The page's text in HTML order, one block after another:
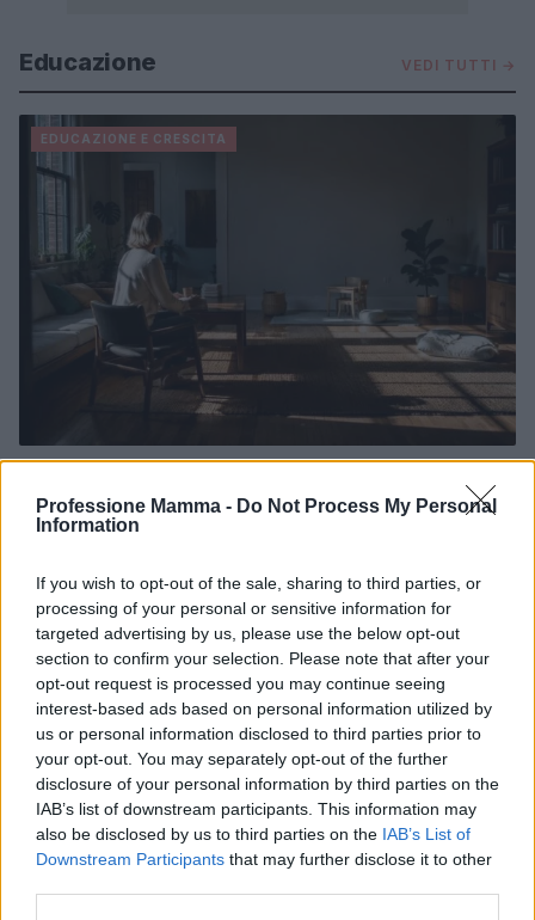
Professione Mamma - Do Not Process My Personal
Information
If you wish to opt-out of the sale, sharing to third parties, or
processing of your personal or sensitive information for
targeted advertising by us, please use the below opt-out
section to confirm your selection. Please note that after your
opt-out request is processed you may continue seeing
interest-based ads based on personal information utilized by
us or personal information disclosed to third parties prior to
your opt-out. You may separately opt-out of the further
disclosure of your personal information by third parties on the
IAB’s list of downstream participants. This information may
also be disclosed by us to third parties on the IAB’s List of
Downstream Participants that may further disclose it to other
Educazione VEDI TUTTI →
EDUCAZIONE E CRESCITA
routine rassicuranti
Strategie pratiche e senza tempo per aiutare bambini e
sostengono e un piano calma condiviso.
Beatrice Bonaventura · 7 Ago 2026
EDUCAZIONE E CRESCITA